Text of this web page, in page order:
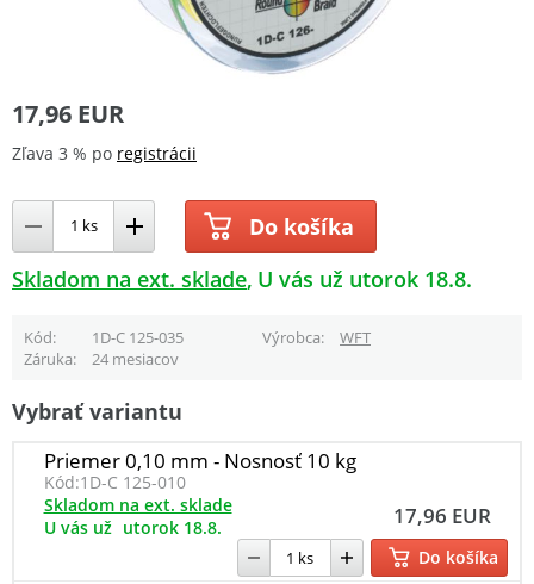
17,96 EUR
Zľava 3 % po registrácii
Do košíka
Skladom na ext. sklade U vás už utorok 18.8.
Kód 1D-C 125-035 Výrobca
WFT
Záruka
24 mesiacov
Vybrať variantu
Priemer 0,10 mm - Nosnosť 10 kg
Kód:1D-C 125-010
17,96 EUR
Skladom na ext. sklade
U vás už utorok 18.8.
Do košíka